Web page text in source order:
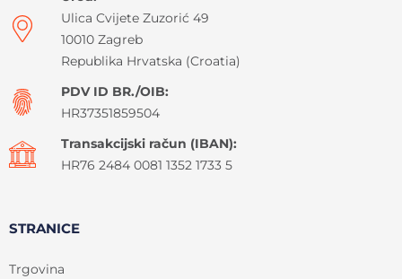
Ulica Cvijete Zuzorić 49
10010 Zagreb
Republika Hrvatska (Croatia)
PDV ID BR./OIB:
HR37351859504
Transakcijski račun (IBAN):
HR76 2484 0081 1352 1733 5
STRANICE
Trgovina